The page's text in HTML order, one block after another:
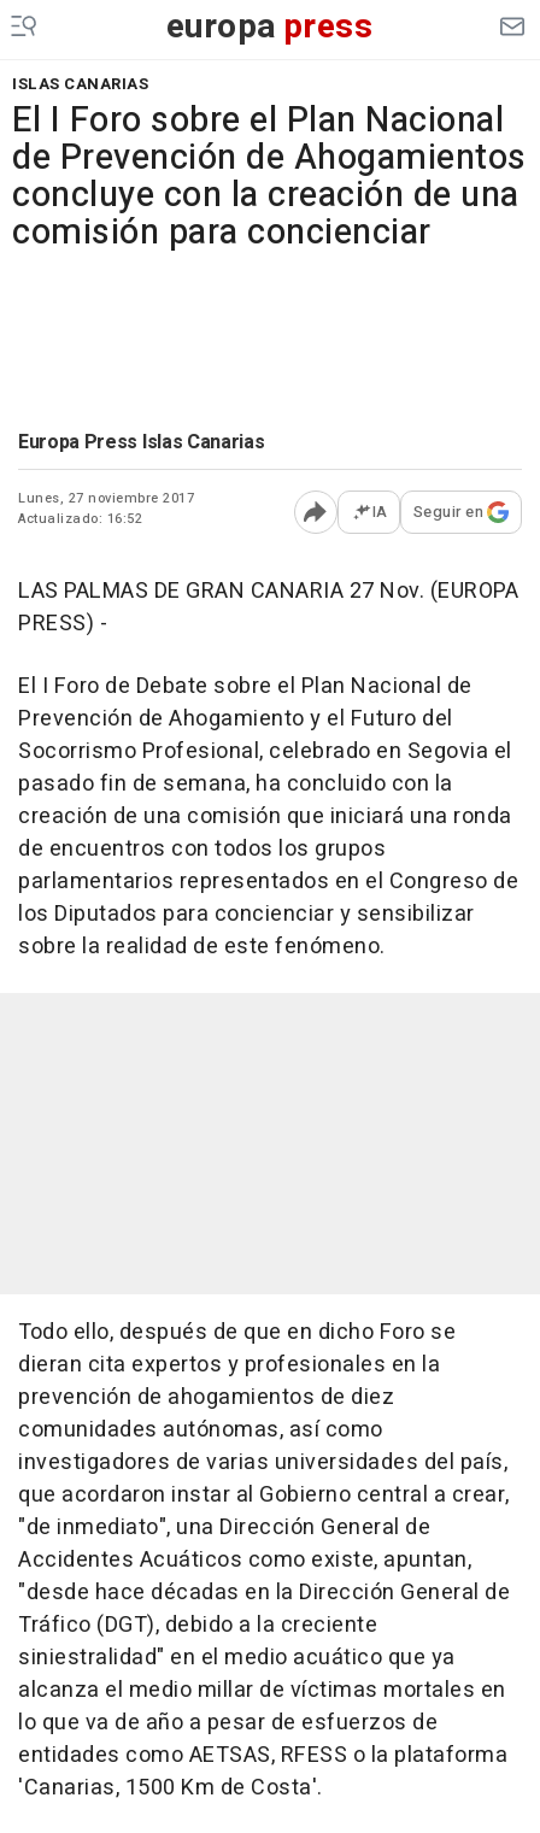
europa press
ISLAS CANARIAS
El I Foro sobre el Plan Nacional
de Prevención de Ahogamientos
concluye con la creación de una
comisión para concienciar
Europa Press Islas Canarias
Lunes, 27 noviembre 2017
Actualizado: 16:52
Abrir opciones para
IA Seguir en
LAS PALMAS DE GRAN CANARIA 27 Nov. (EUROPA
PRESS) -
El I Foro de Debate sobre el Plan Nacional de
Prevención de Ahogamiento y el Futuro del
Socorrismo Profesional, celebrado en Segovia el
pasado fin de semana, ha concluido con la
creación de una comisión que iniciará una ronda
de encuentros con todos los grupos
parlamentarios representados en el Congreso de
los Diputados para concienciar y sensibilizar
sobre la realidad de este fenómeno.
Todo ello, después de que en dicho Foro se
dieran cita expertos y profesionales en la
prevención de ahogamientos de diez
comunidades autónomas, así como
investigadores de varias universidades del país,
que acordaron instar al Gobierno central a crear,
"de inmediato", una Dirección General de
Accidentes Acuáticos como existe, apuntan,
"desde hace décadas en la Dirección General de
Tráfico (DGT), debido a la creciente
siniestralidad" en el medio acuático que ya
alcanza el medio millar de víctimas mortales en
lo que va de año a pesar de esfuerzos de
entidades como AETSAS, RFESS o la plataforma
'Canarias, 1500 Km de Costa'.